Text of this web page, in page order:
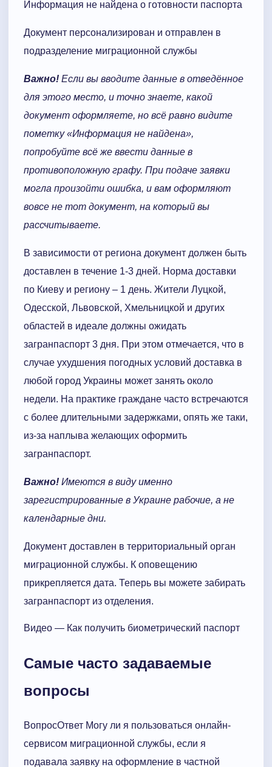
Информация не найдена о готовности паспорта
Документ персонализирован и отправлен в
подразделение миграционной службы
Важно! Если вы вводите данные в отведённое
для этого место, и точно знаете, какой
документ оформляете, но всё равно видите
пометку «Информация не найдена»,
попробуйте всё же ввести данные в
противоположную графу. При подаче заявки
могла произойти ошибка, и вам оформляют
вовсе не тот документ, на который вы
рассчитываете.
В зависимости от региона документ должен быть
доставлен в течение 1-3 дней. Норма доставки
по Киеву и региону – 1 день. Жители Луцкой,
Одесской, Львовской, Хмельницкой и других
областей в идеале должны ожидать
загранпаспорт 3 дня. При этом отмечается, что в
случае ухудшения погодных условий доставка в
любой город Украины может занять около
недели. На практике граждане часто встречаются
с более длительными задержками, опять же таки,
из-за наплыва желающих оформить
загранпаспорт.
Важно! Имеются в виду именно
зарегистрированные в Украине рабочие, а не
календарные дни.
Документ доставлен в территориальный орган
миграционной службы. К оповещению
прикрепляется дата. Теперь вы можете забирать
загранпаспорт из отделения.
Видео — Как получить биометрический паспорт
Самые часто задаваемые
вопросы
ВопросОтвет Могу ли я пользоваться онлайн-
сервисом миграционной службы, если я
подавала заявку на оформление в частной